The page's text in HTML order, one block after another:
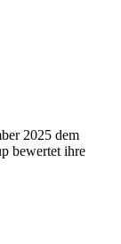
2025 dem
bewertet ihre